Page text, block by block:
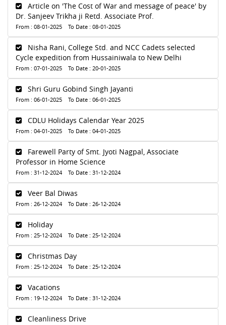
Article on 'The Cost of War and message of peace' by
Dr. Sanjeev Trikha ji Retd. Associate Prof.
From : 08-01-2025 To Date : 08-01-2025
Nisha Rani, College Std. and NCC Cadets selected
Cycle expedition from Hussainiwala to New Delhi
From : 07-01-2025 To Date : 20-01-2025
Shri Guru Gobind Singh Jayanti
From : 06-01-2025 To Date : 06-01-2025
CDLU Holidays Calendar Year 2025
From : 04-01-2025 To Date : 04-01-2025
Farewell Party of Smt. Jyoti Nagpal, Associate
Professor in Home Science
From : 31-12-2024 To Date : 31-12-2024
Veer Bal Diwas
From : 26-12-2024 To Date : 26-12-2024
Holiday
From : 25-12-2024 To Date : 25-12-2024
Christmas Day
From : 25-12-2024 To Date : 25-12-2024
Vacations
From : 19-12-2024 To Date : 31-12-2024
Cleanliness Drive